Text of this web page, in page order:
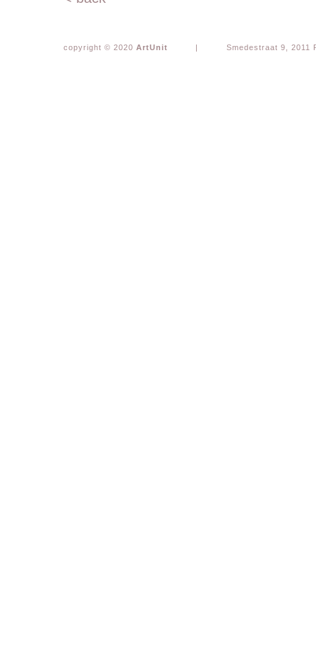
copyright © 2020 ArtUnit | Smedestraat 9, 2011